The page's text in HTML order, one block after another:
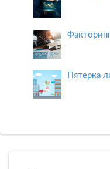
Пятерка